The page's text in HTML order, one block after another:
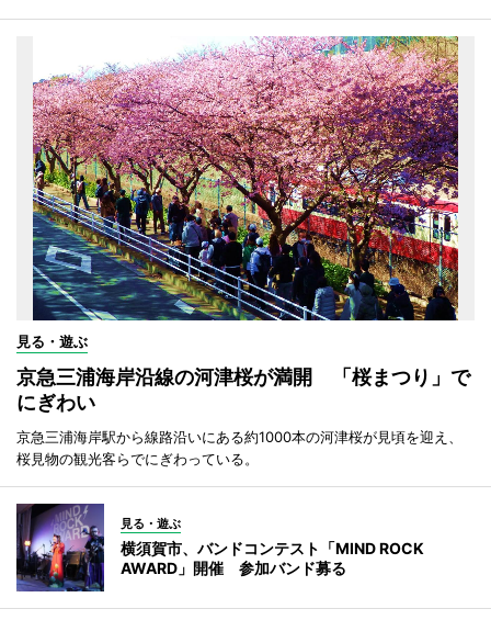
見る・遊ぶ
京急三浦海岸沿線の河津桜が満開 「桜まつり」で
にぎわい
京急三浦海岸駅から線路沿いにある約1000本の河津桜が見頃を迎え、
桜見物の観光客らでにぎわっている。
見る・遊ぶ
横須賀市、バンドコンテスト「MIND ROCK
AWARD」開催 参加バンド募る